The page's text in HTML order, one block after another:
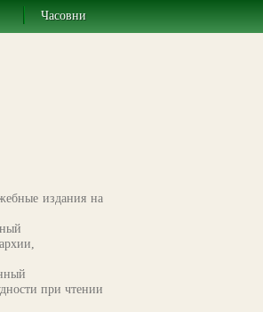
Часовни
издания на
при чтении